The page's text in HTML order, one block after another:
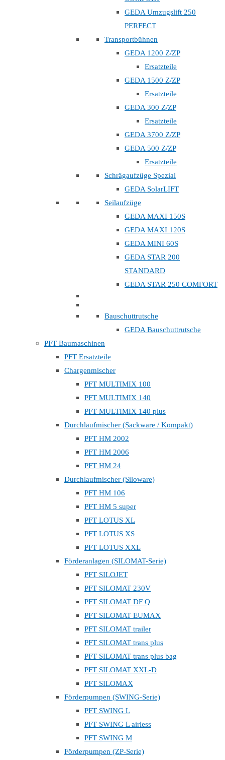
GEDA Umzugslift 250
PERFECT
Transportbühnen
GEDA 1200 Z/ZP
Ersatzteile
GEDA 1500 Z/ZP
Ersatzteile
GEDA 300 Z/ZP
Ersatzteile
GEDA 3700 Z/ZP
GEDA 500 Z/ZP
Ersatzteile
Schrägaufzüge Spezial
GEDA SolarLIFT
Seilaufzüge
GEDA MAXI 150S
GEDA MAXI 120S
GEDA MINI 60S
GEDA STAR 200
STANDARD
GEDA STAR 250 COMFORT
Bauschuttrutsche
GEDA Bauschuttrutsche
PFT Baumaschinen
PFT Ersatzteile
Chargenmischer
PFT MULTIMIX 100
PFT MULTIMIX 140
PFT MULTIMIX 140 plus
Durchlaufmischer (Sackware / Kompakt)
PFT HM 2002
PFT HM 2006
PFT HM 24
Durchlaufmischer (Siloware)
PFT HM 106
PFT HM 5 super
PFT LOTUS XL
PFT LOTUS XS
PFT LOTUS XXL
Förderanlagen (SILOMAT-Serie)
PFT SILOJET
PFT SILOMAT 230V
PFT SILOMAT DF Q
PFT SILOMAT EUMAX
PFT SILOMAT trailer
PFT SILOMAT trans plus
PFT SILOMAT trans plus bag
PFT SILOMAT XXL-D
PFT SILOMAX
Förderpumpen (SWING-Serie)
PFT SWING L
PFT SWING L airless
PFT SWING M
Förderpumpen (ZP-Serie)